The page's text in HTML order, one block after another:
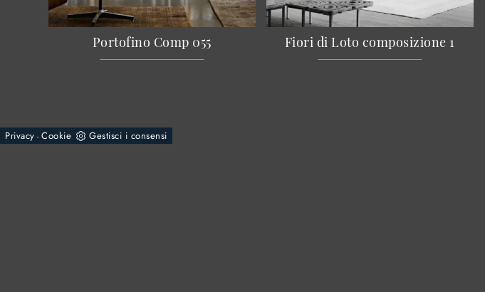
Portofino Comp 055 Fiori di Loto composizione 1
Privacy - Cookie Gestisci i consensi